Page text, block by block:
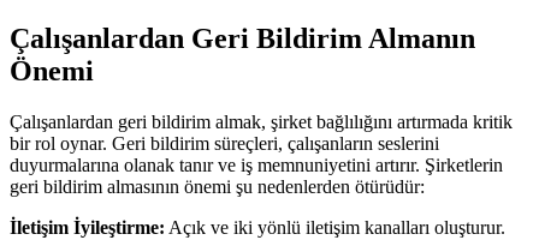
Çalışanlardan Geri Bildirim Almanın
Önemi
Çalışanlardan geri bildirim almak, şirket bağlılığını artırmada kritik
bir rol oynar. Geri bildirim süreçleri, çalışanların seslerini
duyurmalarına olanak tanır ve iş memnuniyetini artırır. Şirketlerin
geri bildirim almasının önemi şu nedenlerden ötürüdür:
İletişim İyileştirme: Açık ve iki yönlü iletişim kanalları oluşturur.